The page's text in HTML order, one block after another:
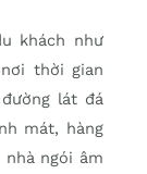
khách như
thời gian
lát đá
mát, hàng
ngói âm